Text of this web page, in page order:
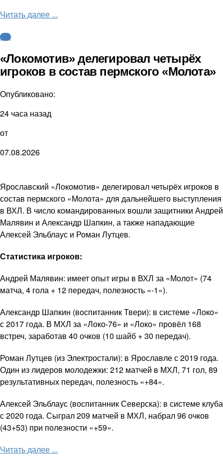
Читать далее ...
КХЛ
«Локомотив» делегировал четырёх
игроков в состав пермского «Молота»
Опубликовано:
24 часа назад
от
07.08.2026
Ярославский «Локомотив» делегировал четырёх игроков в
состав пермского «Молота» для дальнейшего выступления
в ВХЛ. В число командированных вошли защитники Андрей
Малявин и Александр Шапкин, а также нападающие
Алексей Эльблаус и Роман Лутцев.
Статистика игроков:
Андрей Малявин: имеет опыт игры в ВХЛ за «Молот» (74
матча, 4 гола + 12 передач, полезность «-1»).
Александр Шапкин (воспитанник Твери): в системе «Локо»
с 2017 года. В МХЛ за «Локо-76» и «Локо» провёл 168
встреч, заработав 40 очков (10 шайб + 30 передач).
Роман Лутцев (из Электростали): в Ярославле с 2019 года.
Один из лидеров молодежки: 212 матчей в МХЛ, 71 гол, 89
результативных передач, полезность «+84».
Алексей Эльблаус (воспитанник Северска): в системе клуба
с 2020 года. Сыграл 209 матчей в МХЛ, набрал 96 очков
(43+53) при полезности «+59».
Читать далее ...